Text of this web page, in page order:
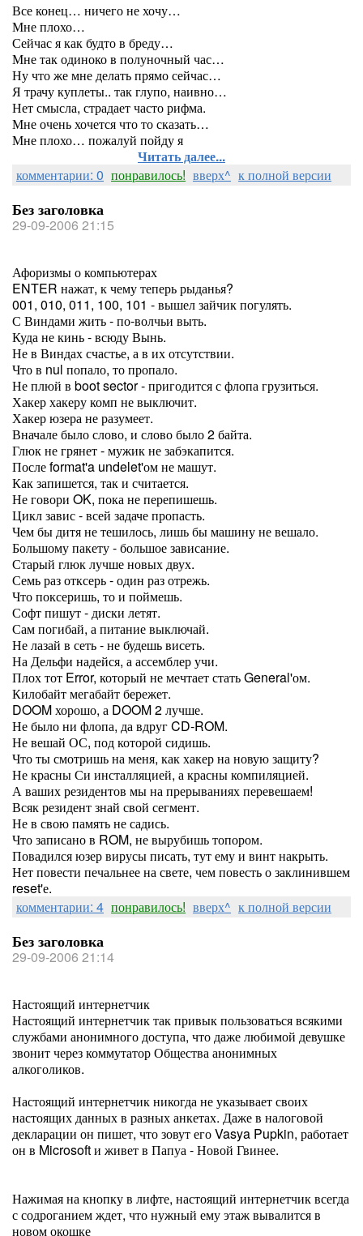
Все конец… ничего не хочу…
Мне плохо…
Сейчас я как будто в бреду…
Мне так одиноко в полуночный час…
Ну что же мне делать прямо сейчас…
Я трачу куплеты.. так глупо, наивно…
Нет смысла, страдает часто рифма.
Мне очень хочется что то сказать…
Мне плохо… пожалуй пойду я
Читать далее...
комментарии: 0 понравилось! вверх^ к полной версии
Без заголовка
29-09-2006 21:15
Афоризмы о компьютерах
ENTER нажат, к чему теперь рыданья?
001, 010, 011, 100, 101 - вышел зайчик погулять.
С Виндами жить - по-волчьи выть.
Куда не кинь - всюду Вынь.
Не в Виндах счастье, а в их отсутствии.
Что в nul попало, то пропало.
Не плюй в boot sector - пригодится с флопа грузиться.
Хакер хакеру комп не выключит.
Хакер юзера не разумеет.
Вначале было слово, и слово было 2 байта.
Глюк не грянет - мужик не забэкапится.
После format'a undelet'ом не машут.
Как запишется, так и считается.
Не говори OK, пока не перепишешь.
Цикл завис - всей задаче пропасть.
Чем бы дитя не тешилось, лишь бы машину не вешало.
Большому пакету - большое зависание.
Старый глюк лучше новых двух.
Семь раз отксерь - один раз отрежь.
Что поксеришь, то и поймешь.
Софт пишут - диски летят.
Сам погибай, а питание выключай.
Не лазай в сеть - не будешь висеть.
На Дельфи надейся, а ассемблер учи.
Плох тот Error, который не мечтает стать General'ом.
Килобайт мегабайт бережет.
DOOM хорошо, а DOOM 2 лучше.
Не было ни флопа, да вдруг CD-ROM.
Не вешай ОС, под которой сидишь.
Что ты смотришь на меня, как хакер на новую защиту?
Не красны Си инсталляцией, а красны компиляцией.
А ваших резидентов мы на прерываниях перевешаем!
Всяк резидент знай свой сегмент.
Не в свою память не садись.
Что записано в ROM, не вырубишь топором.
Повадился юзер вирусы писать, тут ему и винт накрыть.
Нет повести печальнее на свете, чем повесть о заклинившем
reset'е.
комментарии: 4 понравилось! вверх^ к полной версии
Без заголовка
29-09-2006 21:14
Настоящий интернетчик
Настоящий интернетчик так привык пользоваться всякими
службами анонимного доступа, что даже любимой девушке
звонит через коммутатор Общества анонимных
алкоголиков.
Настоящий интернетчик никогда не указывает своих
настоящих данных в разных анкетах. Даже в налоговой
декларации он пишет, что зовут его Vasya Pupkin, работает
он в Microsoft и живет в Папуа - Новой Гвинее.
Нажимая на кнопку в лифте, настоящий интернетчик всегда
с содроганием ждет, что нужный ему этаж вывалится в
новом окошке